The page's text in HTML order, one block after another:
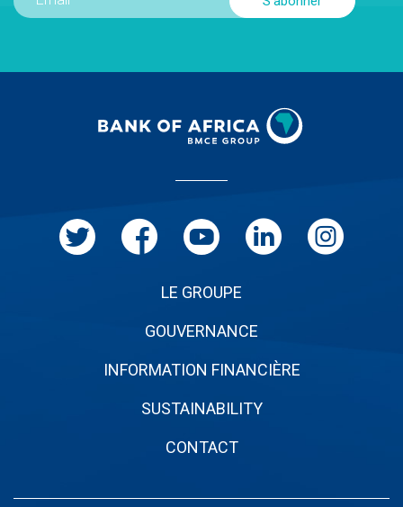
LE GROUPE
GOUVERNANCE
INFORMATION FINANCIÈRE
SUSTAINABILITY
CONTACT